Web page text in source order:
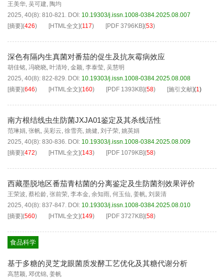
王美华, 吴可建, 陶均
2025, 40(8): 810-821. DOI: 10.19303/j.issn.1008-0384.2025.08.007
[摘要](426) [HTML全文](117) [PDF 3796KB](53)
深色有隔内生真菌对番茄的促生及抗灰霉病效应
胡佳铭, 冯晓晓, 叶清玲, 金颖, 李泰莹, 吴慧明
2025, 40(8): 822-829. DOI: 10.19303/j.issn.1008-0384.2025.08.008
[摘要](646) [HTML全文](160) [PDF 1393KB](58) [施引文献](1)
南方根结线虫生防菌JXJA01鉴定及其杀线活性
范琳娟, 张帆, 吴彩云, 徐雪亮, 姚健, 刘子荣, 姚英娟
2025, 40(8): 830-836. DOI: 10.19303/j.issn.1008-0384.2025.08.009
[摘要](472) [HTML全文](143) [PDF 1079KB](58)
西藏墨脱地区番茄青枯菌的分离鉴定及生防菌剂效果评价
王荣波, 蔡松龄, 张前荣, 李本金, 余知雨, 何玉仙, 姜帆, 刘裴清
2025, 40(8): 837-847. DOI: 10.19303/j.issn.1008-0384.2025.08.010
[摘要](560) [HTML全文](149) [PDF 3727KB](58)
食品科学
基于多糖的灵芝龙眼菌质发酵工艺优化及其糖代谢分析
高慧颖, 邓优锦, 姜帆